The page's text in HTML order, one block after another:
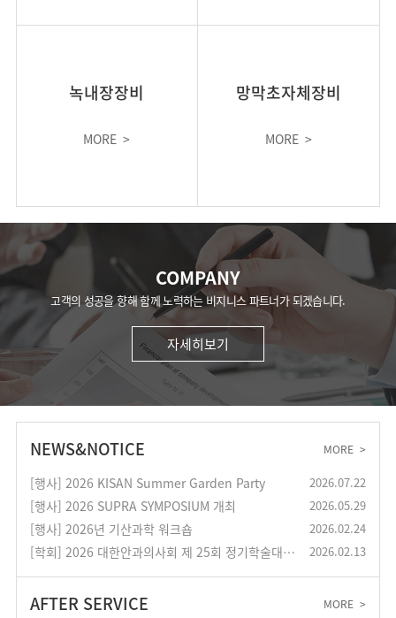
녹내장장비
MORE >
망막초자체장비
MORE >
COMPANY
고객의 성공을 향해 함께 노력하는 비지니스 파트너가 되겠습니다.
자세히보기
NEWS&NOTICE MORE >
[행사] 2026 KISAN Summer Garden Party 2026.07.22
[행사] 2026 SUPRA SYMPOSIUM 개최 2026.05.29
[행사] 2026년 기산과학 워크숍 2026.02.24
[학회] 2026 대한안과의사회 제 25회 정기학술대회 기산과학 ... 2026.02.13
AFTER SERVICE MORE >